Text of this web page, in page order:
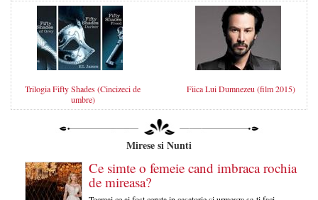
Trilogia Fifty Shades (Cincizeci de
umbre)
Fiica Lui Dumnezeu (film 2015)
Mirese si Nunti
Ce simte o femeie cand imbraca rochia
de mireasa?